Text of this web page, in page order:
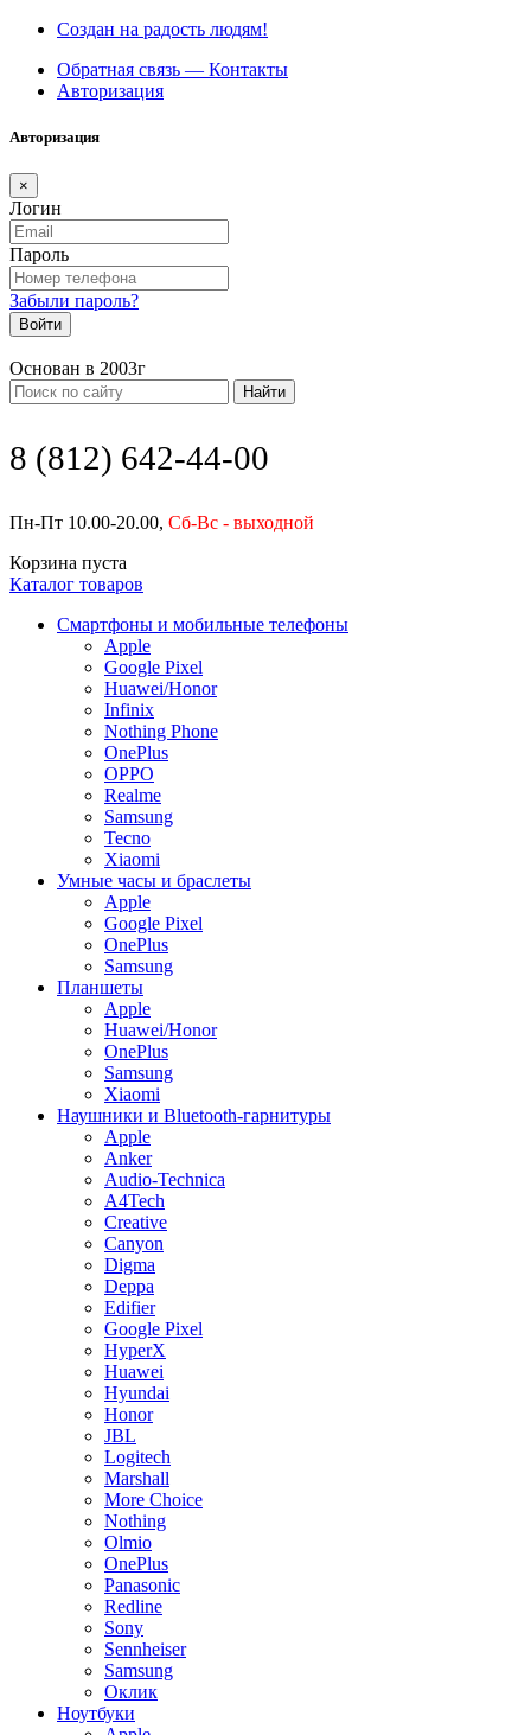
Создан на радость людям!
Обратная связь — Контакты
Авторизация
Авторизация
×
Логин
Пароль
Забыли пароль?
Войти
Основан в 2003г
Найти
8 (812) 642-44-00
Пн-Пт 10.00-20.00, Сб-Вс - выходной
Корзина пуста
Каталог товаров
Смартфоны и мобильные телефоны
Apple
Google Pixel
Huawei/Honor
Infinix
Nothing Phone
OnePlus
OPPO
Realme
Samsung
Tecno
Xiaomi
Умные часы и браслеты
Apple
Google Pixel
OnePlus
Samsung
Планшеты
Apple
Huawei/Honor
OnePlus
Samsung
Xiaomi
Наушники и Bluetooth-гарнитуры
Apple
Anker
Audio-Technica
A4Tech
Creative
Canyon
Digma
Deppa
Edifier
Google Pixel
HyperX
Huawei
Hyundai
Honor
JBL
Logitech
Marshall
More Choice
Nothing
Olmio
OnePlus
Panasonic
Redline
Sony
Sennheiser
Samsung
Оклик
Ноутбуки